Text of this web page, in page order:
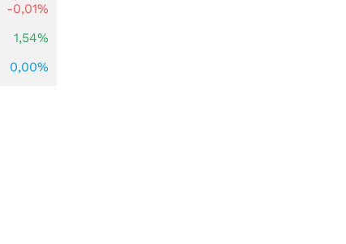
-0,01%
1,54%
0,00%